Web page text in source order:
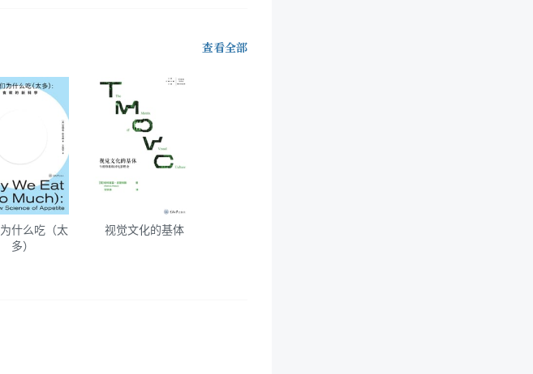
查看全部
什么吃（太
多）
视觉文化的基体